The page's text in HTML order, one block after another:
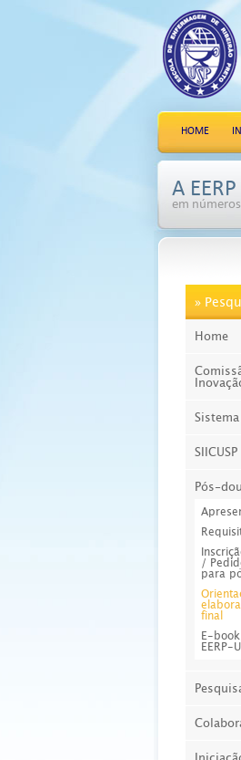
HOME
A EERP
em números
»
Home
SIICUSP
Pós-
/
para
final
E-
EERP-